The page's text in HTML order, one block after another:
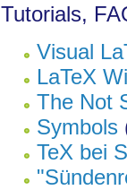
Tutorials,
Visual
LaTeX
The Not
Symbols
TeX bei